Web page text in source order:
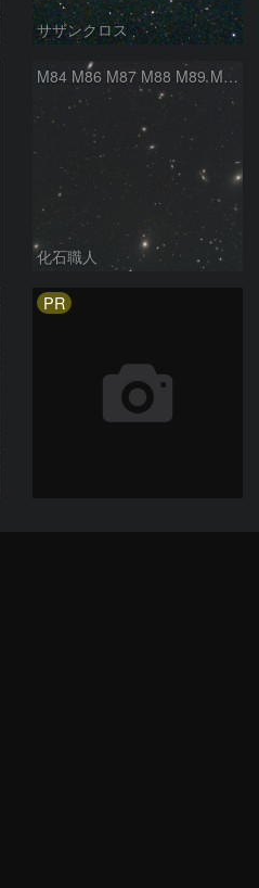
サザンクロス
M84 M86 M87 M88 M89 M90 M91 マルカリアンの銀河鎖 おとめ座 かみのけ座
化石職人
PR